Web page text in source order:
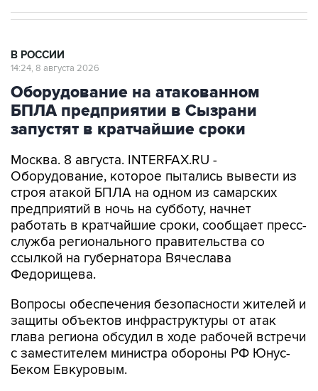
В РОССИИ
14:24, 8 августа 2026
Оборудование на атакованном
БПЛА предприятии в Сызрани
запустят в кратчайшие сроки
Москва. 8 августа. INTERFAX.RU -
Оборудование, которое пытались вывести из
строя атакой БПЛА на одном из самарских
предприятий в ночь на субботу, начнет
работать в кратчайшие сроки, сообщает пресс-
служба регионального правительства со
ссылкой на губернатора Вячеслава
Федорищева.
Вопросы обеспечения безопасности жителей и
защиты объектов инфраструктуры от атак
глава региона обсудил в ходе рабочей встречи
с заместителем министра обороны РФ Юнус-
Беком Евкуровым.